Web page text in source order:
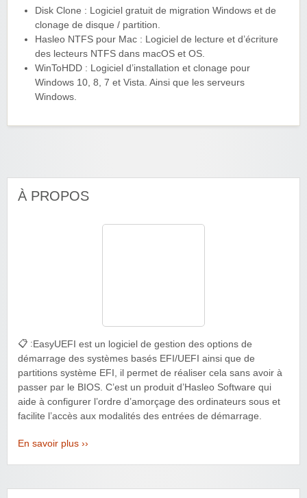
Disk Clone : Logiciel gratuit de migration Windows et de
clonage de disque / partition.
Hasleo NTFS pour Mac : Logiciel de lecture et d’écriture
des lecteurs NTFS dans macOS et OS.
WinToHDD : Logiciel d’installation et clonage pour
Windows 10, 8, 7 et Vista. Ainsi que les serveurs
Windows.
À PROPOS
📋 :EasyUEFI est un logiciel de gestion des options de
démarrage des systèmes basés EFI/UEFI ainsi que de
partitions système EFI, il permet de réaliser cela sans avoir à
passer par le BIOS. C’est un produit d’Hasleo Software qui
aide à configurer l’ordre d’amorçage des ordinateurs sous et
facilite l’accès aux modalités des entrées de démarrage.
En savoir plus ››